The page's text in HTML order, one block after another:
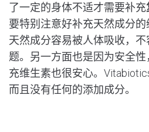
了一定的身体不适才需要补充
要特别注意好补充天然成分
天然成分容易被人体吸收，
题。另一方面也是因为安全
充维生素也很安心。
而且没有任何的添加成分。